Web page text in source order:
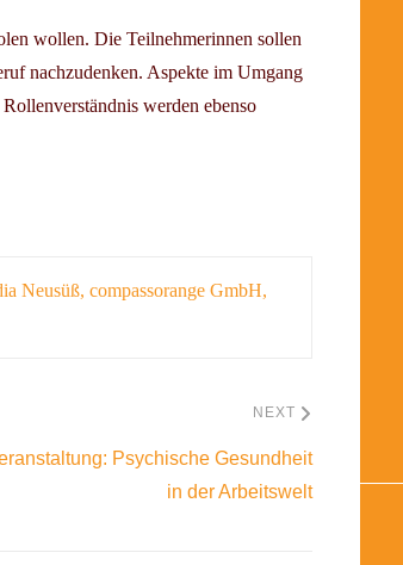
wollen. Die Teilnehmerinnen sollen
nachzudenken. Aspekte im Umgang
werden ebenso
Neusüß, compassorange GmbH,
NEXT
Psychische Gesundheit
in der Arbeitswelt